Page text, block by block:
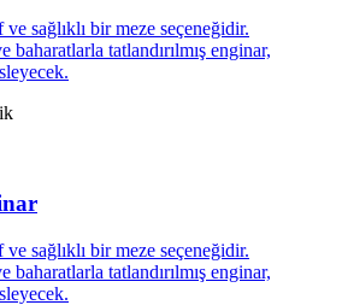
sağlıklı bir meze seçeneğidir.
tatlandırılmış enginar,
sağlıklı bir meze seçeneğidir.
tatlandırılmış enginar,